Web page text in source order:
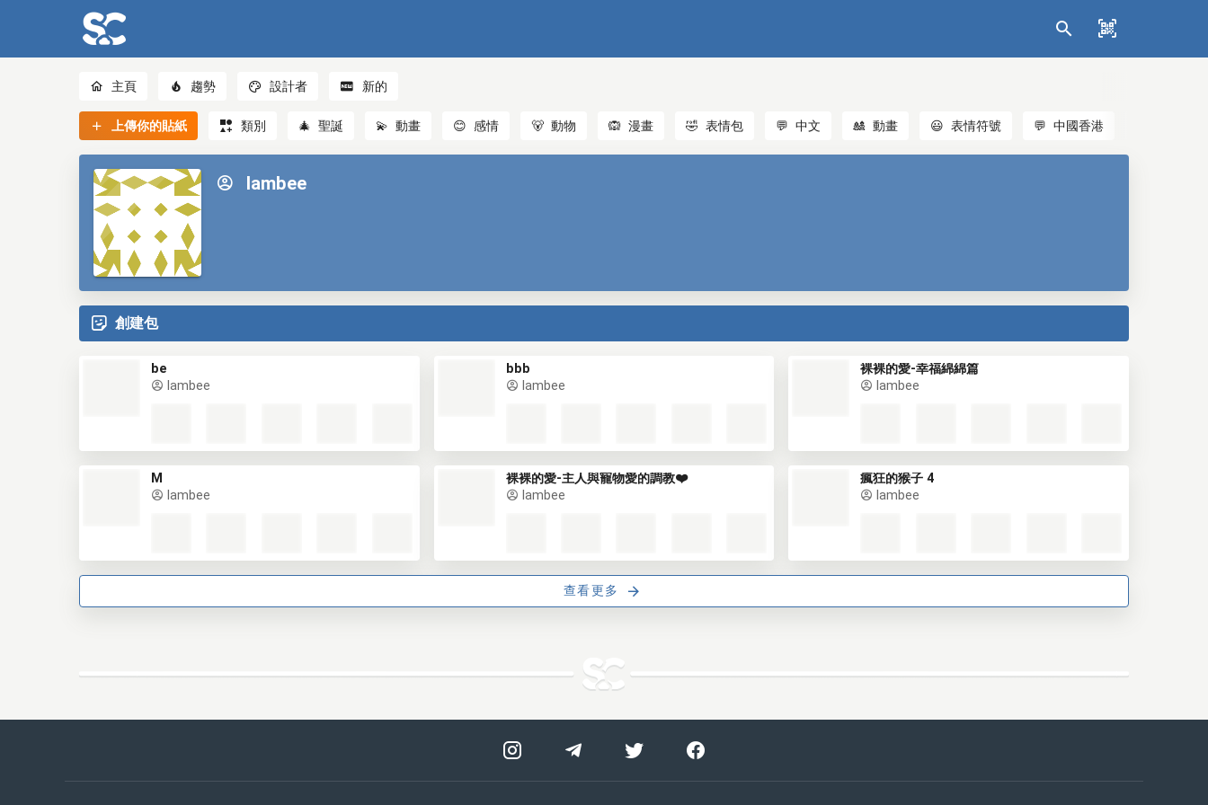
主頁 趨勢 設計者 新的
上傳你的貼紙 類別 🎄 聖誕 💫 動畫 😊 感情 🐻 動物 🙉 漫畫 🤣 表情包 💬 中文 🎎 動畫 😃 表情符號 💬 中國香港
lambee
創建包
be
lambee
bbb
lambee
裸裸的愛-幸福綿綿篇
lambee
M
lambee
裸裸的愛-主人與寵物愛的調教❤️
lambee
瘋狂的猴子 4
lambee
查看更多